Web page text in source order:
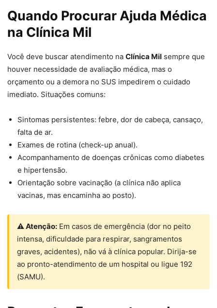
Quando Procurar Ajuda Médica
na Clínica Mil
Você deve buscar atendimento na Clínica Mil sempre que
houver necessidade de avaliação médica, mas o
orçamento ou a demora no SUS impedirem o cuidado
imediato. Situações comuns:
Sintomas persistentes: febre, dor de cabeça, cansaço,
falta de ar.
Exames de rotina (check-up anual).
Acompanhamento de doenças crônicas como diabetes
e hipertensão.
Orientação sobre vacinação (a clínica não aplica
vacinas, mas encaminha ao posto).
⚠ Atenção: Em casos de emergência (dor no peito
intensa, dificuldade para respirar, sangramentos
graves, acidentes), não vá à clínica popular. Dirija-se
ao pronto-atendimento de um hospital ou ligue 192
(SAMU).